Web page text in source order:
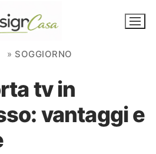
» SOGGIORNO
tv in
vantaggi e